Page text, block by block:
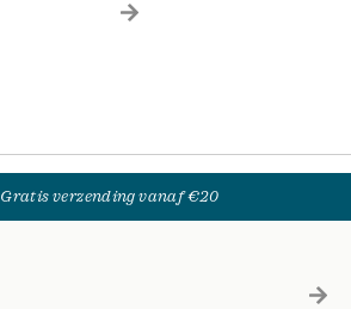
Gratis verzending vanaf €20